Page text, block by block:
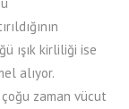
ışık kirliliği ise
alıyor.
zaman vücut